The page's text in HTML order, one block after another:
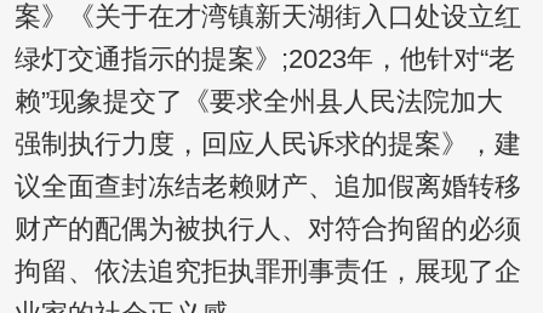
案》《关于在才湾镇新天湖街入口处设立红
绿灯交通指示的提案》;2023年，他针对“老
赖”现象提交了《要求全州县人民法院加大
强制执行力度，回应人民诉求的提案》，建
议全面查封冻结老赖财产、追加假离婚转移
财产的配偶为被执行人、对符合拘留的必须
拘留、依法追究拒执罪刑事责任，展现了企